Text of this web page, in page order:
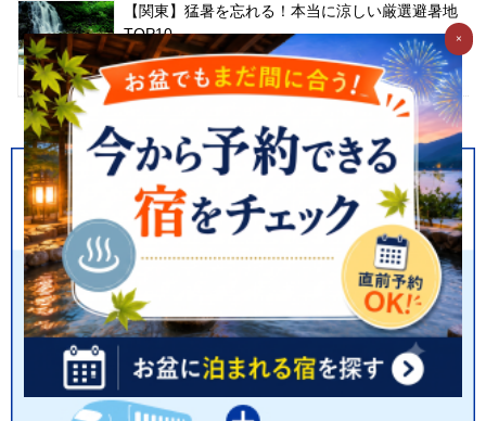
【関東】猛暑を忘れる！本当に涼しい厳選避暑地
TOP10
×